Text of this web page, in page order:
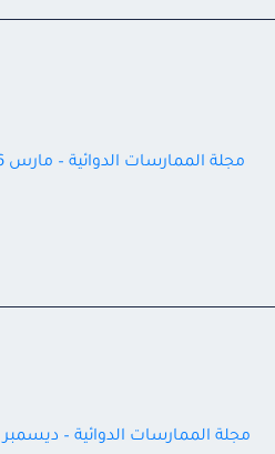
مجلة الممارسات الدوائية – مارس 2026
مجلة الممارسات الدوائية – ديسمبر 2025